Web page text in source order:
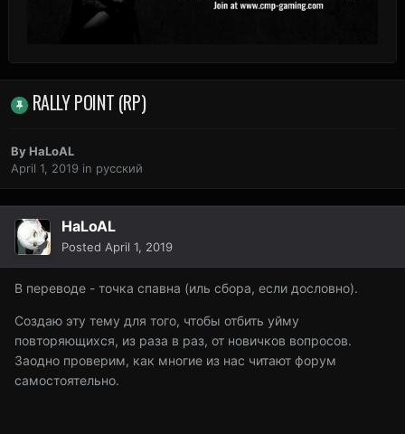
RALLY POINT (RP)
ByHaLoAL
April 1, 2019 in русский
HaLoAL
Posted April 1, 2019
В переводе - точка спавна (иль сбора, если дословно).
Создаю эту тему для того, чтобы отбить уйму
повторяющихся, из раза в раз, от новичков вопросов.
Заодно проверим, как многие из нас читают форум
самостоятельно.